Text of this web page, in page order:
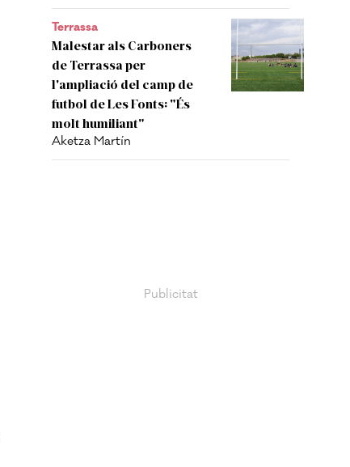
Terrassa
Malestar als Carboners
de Terrassa per
l'ampliació del camp de
futbol de Les Fonts: "És
molt humiliant"
Aketza Martín